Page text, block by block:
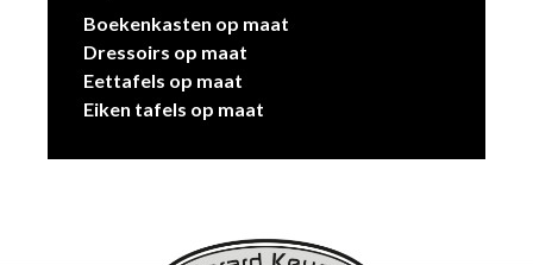
Boekenkasten op maat
Dressoirs op maat
Eettafels op maat
Eiken tafels op maat